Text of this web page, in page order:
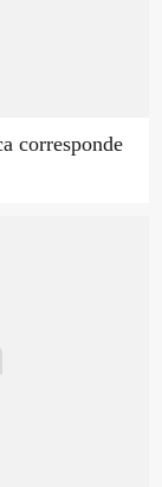
corresponde